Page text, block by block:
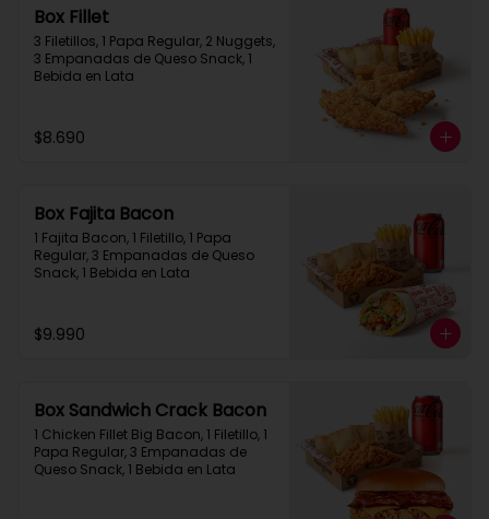
Box Fillet
3 Filetillos, 1 Papa Regular, 2 Nuggets,
3 Empanadas de Queso Snack, 1
Bebida en Lata
$8.690
Box Fajita Bacon
1 Fajita Bacon, 1 Filetillo, 1 Papa
Regular, 3 Empanadas de Queso
Snack, 1 Bebida en Lata
$9.990
Box Sandwich Crack Bacon
1 Chicken Fillet Big Bacon, 1 Filetillo, 1
Papa Regular, 3 Empanadas de
Queso Snack, 1 Bebida en Lata